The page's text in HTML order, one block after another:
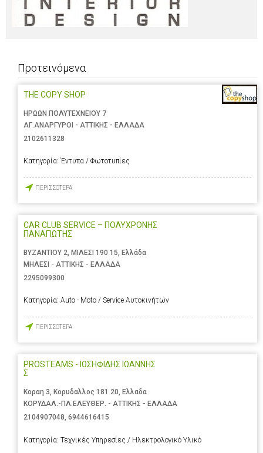
Προτεινόμενα
THE COPY SHOP
ΗΡΩΩΝ ΠΟΛΥΤΕΧΝΕΙΟΥ 7
ΑΓ.ΑΝΑΡΓΥΡΟΙ - ΑΤΤΙΚΗΣ - ΕΛΛΑΔΑ
2102611328
Κατηγορία: Έντυπα / Φωτοτυπίες
ΠΕΡΙΣΣΟΤΕΡΑ
CAR CLUB SERVICE – ΠΟΛΥΧΡΟΝΗΣ
ΠΑΝΑΓΙΩΤΗΣ
ΒΥΖΑΝΤΙΟΥ 2, ΜΙΛΕΣΙ 190 15, Ελλάδα
ΜΗΛΕΣΙ - ΑΤΤΙΚΗΣ - ΕΛΛΑΔΑ
2295099300
Κατηγορία: Auto - Moto / Service Αυτοκινήτων
ΠΕΡΙΣΣΟΤΕΡΑ
PROSTEAMS - ΙΩΣΗΦΙΔΗΣ ΙΩΑΝΝΗΣ
Σ
Κοραη 3, Κορυδαλλος 181 20, Ελλαδα
ΚΟΡΥΔΑΛ.-ΠΛ.ΕΛΕΥΘΕΡ. - ΑΤΤΙΚΗΣ - ΕΛΛΑΔΑ
2104907048, 6944616415
Κατηγορία: Τεχνικές Υπηρεσίες / Ηλεκτρολογικό Υλικό